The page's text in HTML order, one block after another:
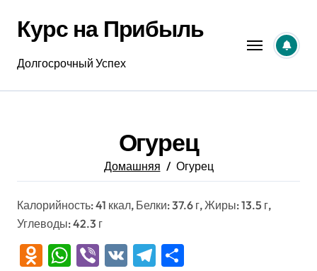
содержанию
Курс на Прибыль
Долгосрочный Успех
Огурец
Домашняя Огурец
Калорийность: 41 ккал, Белки: 37.6 г, Жиры: 13.5 г,
Углеводы: 42.3 г
Odnoklassniki
WhatsApp
Viber
VK Telegram